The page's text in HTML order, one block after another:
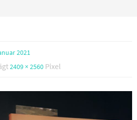
2021
2409 × 2560 Pixel